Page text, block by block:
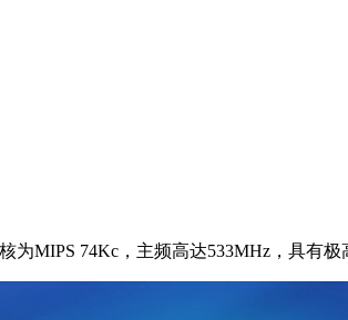
为MIPS 74Kc，主频高达533MHz，具有